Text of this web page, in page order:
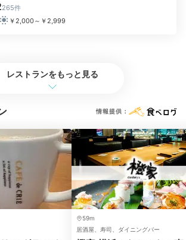
ザーのパンに魅了されます。
265件
￥2,000～￥2,999
レストランをもっと見る
情報提供：
59m
居酒屋、寿司、ダイニングバー